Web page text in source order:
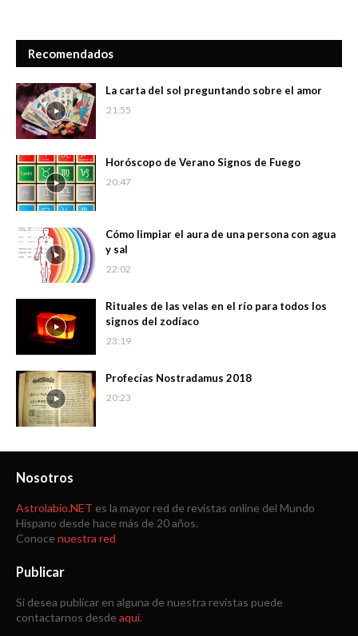
Recomendados
La carta del sol preguntando sobre el amor
21:55
Horóscopo de Verano Signos de Fuego
20:47
Cómo limpiar el aura de una persona con agua
y sal
22:02
Rituales de las velas en el río para todos los
signos del zodíaco
23:19
Profecías Nostradamus 2018
20:23
Nosotros
Astrolabio.NET es la mayor red de revistas online del Mundo
Hispano desde hace más de 20 años.
Conoce nuestra red
Publicar
Si desea publicar en alguna de nuestra revistas puede
contactarnos desde aquí.